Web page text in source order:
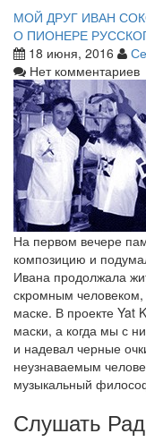
МОЙ ДРУГ ИВАН
О ПИОНЕРЕ
18 июня, 2016
Нет комментариев
На первом вечере
композицию и
Ивана продолжала
скромным человеком,
маске. В проекте Yat
маски, а когда мы с
и надевал черные
неузнаваемым
музыкальный
Слушать